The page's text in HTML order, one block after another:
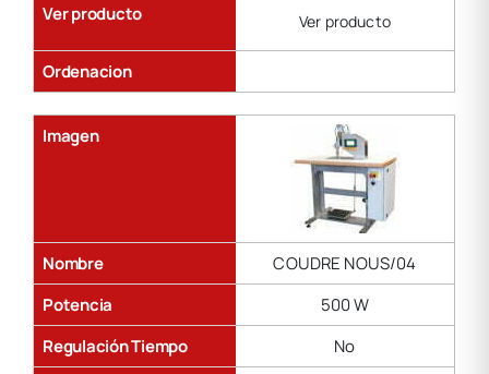
Ver producto
Ver producto
Ordenacion
Imagen
Nombre
COUDRE NOUS/04
Potencia
500 W
Regulación Tiempo
No